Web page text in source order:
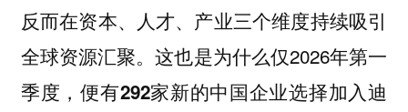
反而在资本、人才、产业三个维度持续吸引
全球资源汇聚。这也是为什么仅2026年第一
季度，便有292家新的中国企业选择加入迪